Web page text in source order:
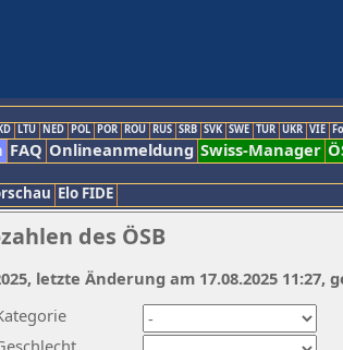
LTU NED POL POR ROU RUS SRB SVK SWE TUR UKR VIE
FAQ Onlineanmeldung Swiss-Manager
Elo FIDE
des ÖSB
letzte Änderung am 17.08.2025